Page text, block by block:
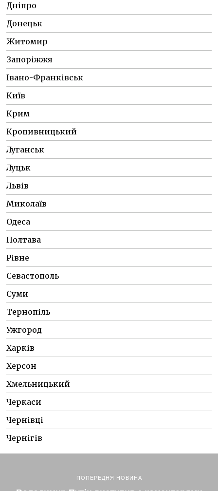
Дніпро
Донецьк
Житомир
Запоріжжя
Івано-Франківськ
Київ
Крим
Кропивницький
Луганськ
Луцьк
Львів
Миколаїв
Одеса
Полтава
Рівне
Севастополь
Суми
Тернопіль
Ужгород
Харків
Херсон
Хмельницький
Черкаси
Чернівці
Чернігів
ПОПЕРЕДНЯ НОВИНА